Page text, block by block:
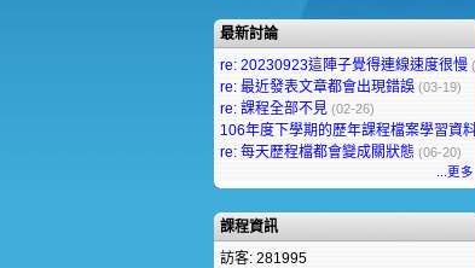
最新討論
re: 20230923這陣子覺得連線速度很慢
re: 最近發表文章都會出現錯誤 (03-19)
re: 課程全部不見 (02-26)
106年度下學期的歷年課程檔案學習資
re: 每天歷程檔都會變成關狀態 (06-20)
...更多
課程資訊
訪客: 281995